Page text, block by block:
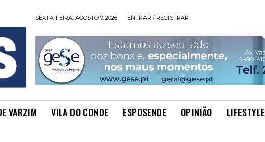
SEXTA-FEIRA, AGOSTO 7, 2026 ENTRAR / REGISTRAR
VARZIM VILA DO CONDE ESPOSENDE OPINIÃO LIFESTYLE